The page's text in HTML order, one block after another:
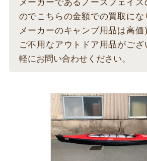
メーカーであるノースフェイス
のでこちらの金額での買取にな
メーカーのキャンプ用品は高価
ご不用なアウトドア用品がご
軽にお問い合わせください。